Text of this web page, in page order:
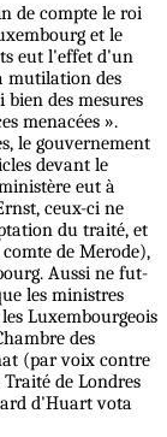
de compte le roi
et le
eut l'effet d'un
mutilation des
bien des mesures
menacées ».
le gouvernement
devant le
eut à
ceux-ci ne
du traité, et
de Merode),
Aussi ne fut-
les ministres
Luxembourgeois
des
(par voix contre
de Londres
d'Huart vota